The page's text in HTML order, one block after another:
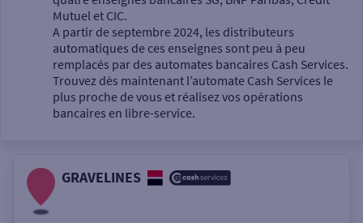
Un service
Autour de moi
Mutuel et CIC.
A partir de septembre 2024, les distributeurs
automatiques de ces enseignes sont peu à peu
remplacés par des automates bancaires Cash Services.
Trouvez dès maintenant l’automate Cash Services le
plus proche de vous et réalisez vos opérations
bancaires en libre-service.
GRAVELINES